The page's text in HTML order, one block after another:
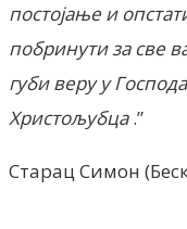
постојање и
побринути за све
губи веру у
Христољубца.”
Старац Симон